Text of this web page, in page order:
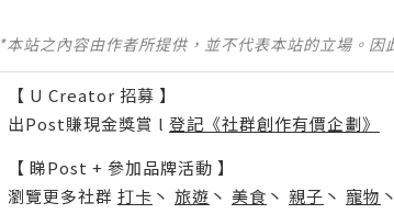
*本站之內容由作者所提供，並不代表本站的立場。
【 U Creator 招募 】
出Post賺現金獎賞 l 登記《社群創作有價企劃》
【 睇Post + 參加品牌活動 】
瀏覽更多社群 打卡 丶 旅遊 丶 美食 丶 親子 丶 寵物 丶